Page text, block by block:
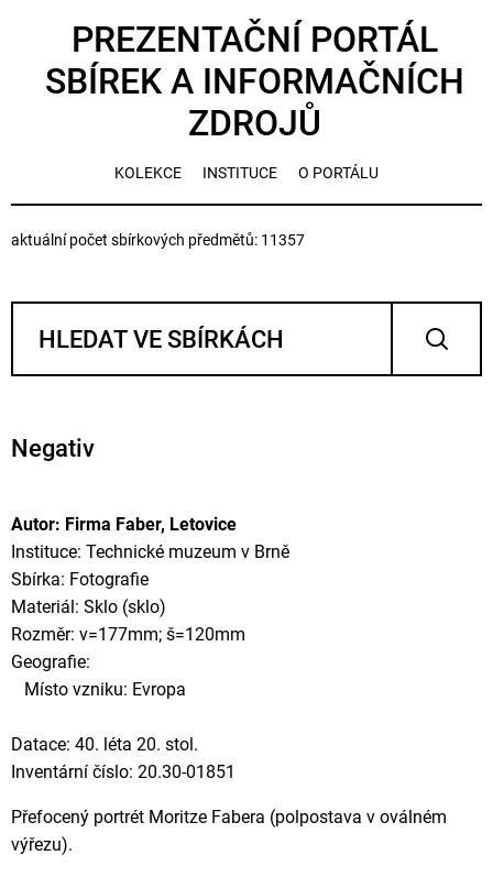
PREZENTAČNÍ PORTÁL
SBÍREK A INFORMAČNÍCH
ZDROJŮ
KOLEKCE INSTITUCE O PORTÁLU
aktuální počet sbírkových předmětů: 11357
Negativ
Autor: Firma Faber, Letovice
Instituce: Technické muzeum v Brně
Sbírka: Fotografie
Materiál: Sklo (sklo)
Rozměr: v=177mm; š=120mm
Geografie:
Místo vzniku: Evropa
Datace: 40. léta 20. stol.
Inventární číslo: 20.30-01851
Přefocený portrét Moritze Fabera (polpostava v oválném
výřezu).